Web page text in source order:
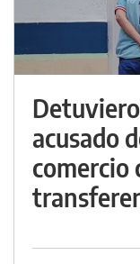
acusado
comercio